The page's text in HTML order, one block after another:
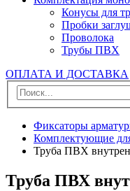
Конусы для
Пробки
Проволока
Трубы ПВХ
ОПЛАТА И ДОСТАВКА
Фиксаторы
Комплектующие
Труба ПВХ
Труба ПВХ